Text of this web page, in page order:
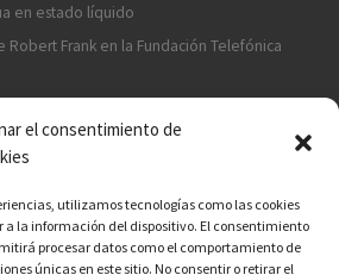
el consentimiento de
utilizamos tecnologías como las cookies
la información del dispositivo. El consentimiento
procesar datos como el comportamiento de
únicas en este sitio. No consentir o retirar el
en estado líquido
Robert Frank en la Fundación Telefónica
EN MANO!